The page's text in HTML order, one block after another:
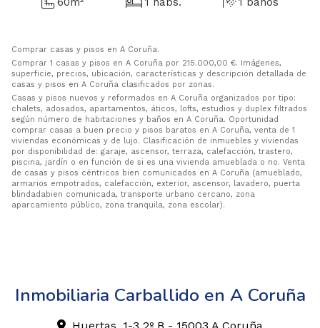
Comprar casas y pisos en A Coruña.
Comprar 1 casas y pisos en A Coruña por 215.000,00 €. Imágenes,
superficie, precios, ubicación, características y descripción detallada de
casas y pisos en A Coruña clasificados por zonas.
Casas y pisos nuevos y reformados en A Coruña organizados por tipo:
chalets, adosados, apartamentos, áticos, lofts, estudios y duplex filtrados
según número de habitaciones y baños en A Coruña. Oportunidad
comprar casas a buen precio y pisos baratos en A Coruña, venta de 1
viviendas económicas y de lujo. Clasificación de inmuebles y viviendas
por disponibilidad de: garaje, ascensor, terraza, calefacción, trastero,
piscina, jardín o en función de si es una vivienda amueblada o no. Venta
de casas y pisos céntricos bien comunicados en A Coruña (amueblado,
armarios empotrados, calefacción, exterior, ascensor, lavadero, puerta
blindadabien comunicada, transporte urbano cercano, zona
aparcamiento público, zona tranquila, zona escolar).
Inmobiliaria Carballido en A Coruña